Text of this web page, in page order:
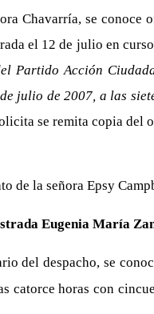
Chavarría, se
el 12 de julio en
Partido Acción
julio de 2007, a las
se remita copia
de la señora Epsy
Eugenia María
del despacho, se
catorce horas con